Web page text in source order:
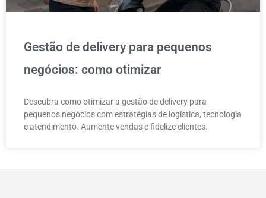
Gestão de delivery para pequenos
negócios: como otimizar
Descubra como otimizar a gestão de delivery para
pequenos negócios com estratégias de logística, tecnologia
e atendimento. Aumente vendas e fidelize clientes.